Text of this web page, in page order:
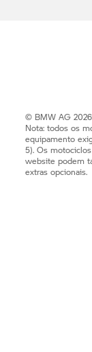
© BMW AG 2026
Nota: todos os
equipamento
5). Os
website podem
extras opcionais.